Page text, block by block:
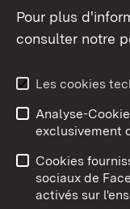
Aperçu des
Conseils
Cookies
Pour plus
consulter notre
Les cookies
Analyse-
exclusivement
Cookies
sociaux de
activés sur